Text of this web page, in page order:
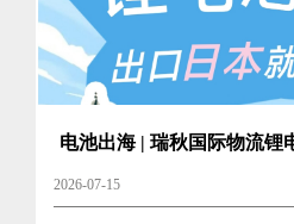
电池出海 | 瑞秋国际物流锂
2026-07-15